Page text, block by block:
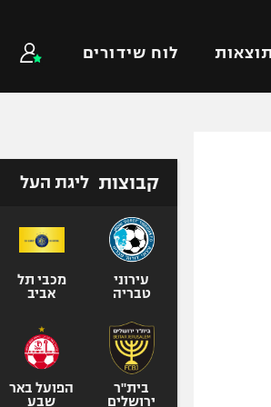
תוצאות לוח שידורים
טניס
כדורעף
ספורט אולימפי
קבוצות ליגת העל
עירוני
טבריה
מכבי תל
אביב
בית"ר
ירושלים
הפועל באר
שבע